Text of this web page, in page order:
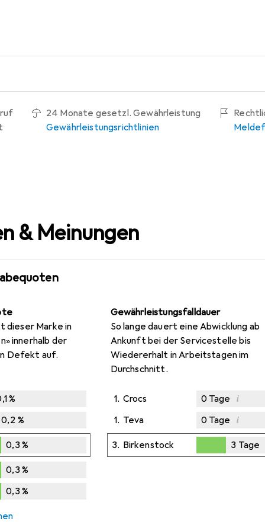
24 Monate gesetzl. Gewährleistung
Gewährleistungsrichtlinien
& Meinungen
dieser Marke in
innerhalb der
Defekt auf.
%
0,2 %
0,3%
0,3%
0,3%
Gewährleistungsfalldauer
So lange dauert eine Abwicklung ab
Ankunft bei der Servicestelle bis
Wiedererhalt in Arbeitstagen im
Durchschnitt.
1. Crocs 0Tage i
1. Teva 0Tage i
3. Birkenstock
3Tage
3 Tage